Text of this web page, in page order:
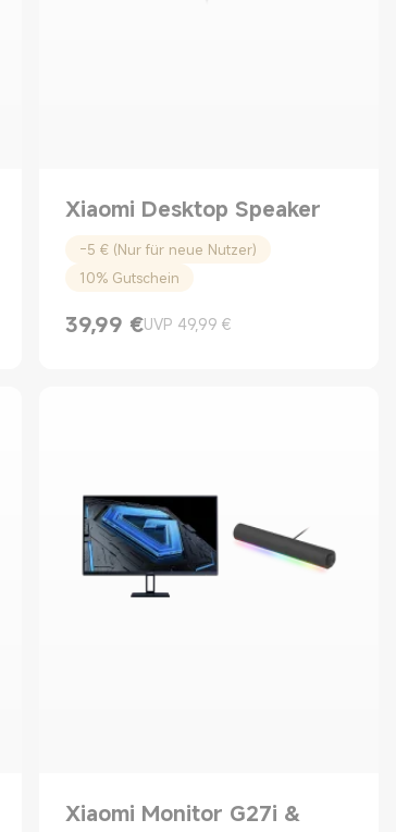
Xiaomi Desktop Speaker
-5 € (Nur für neue Nutzer)
10% Gutschein
39,99 €
Current Price €39.99
UVP 49,99 €
UVP 49,99 €
Xiaomi Monitor G27i &